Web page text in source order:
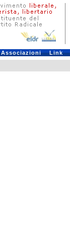
Associazioni Link